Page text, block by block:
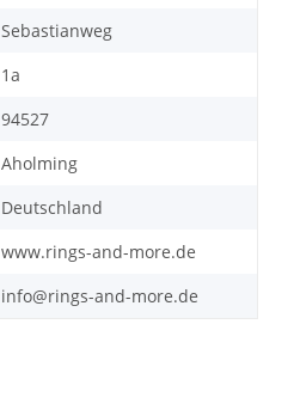
Sebastianweg
1a
94527
Aholming
Deutschland
www.rings-and-more.de
info@rings-and-more.de